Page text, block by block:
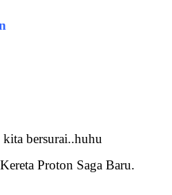
kita bersurai..huhu
Kereta Proton Saga Baru.